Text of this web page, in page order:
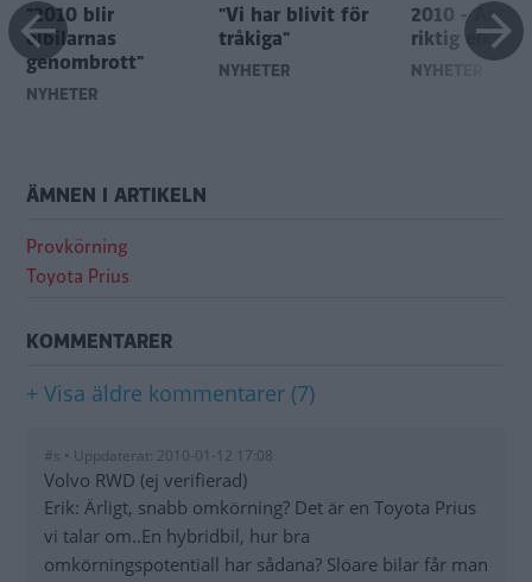
"2010 blir
elbilarnas
genombrott"
NYHETER
"Vi har blivit för
tråkiga"
NYHETER
2010 - Året
riktig
NYHETER
ÄMNEN I ARTIKELN
Provkörning
Toyota Prius
KOMMENTARER
+ Visa äldre kommentarer (7)
#s • Uppdaterat: 2010-01-12 17:08
Volvo RWD (ej verifierad)
Erik: Ärligt, snabb omkörning? Det är en Toyota Prius
vi talar om..En hybridbil, hur bra
omkörningspotentiall har sådana? Slöare bilar får man